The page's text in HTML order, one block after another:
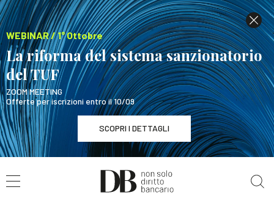
WEBINAR / 1° Ottobre
La riforma del sistema sanzionatorio
del TUF
ZOOM MEETING
Offerte per iscrizioni entro il 10/09
SCOPRI I DETTAGLI
WEBINAR / 1° Ottobre
La riforma del sistema sanzionatorio del TUF